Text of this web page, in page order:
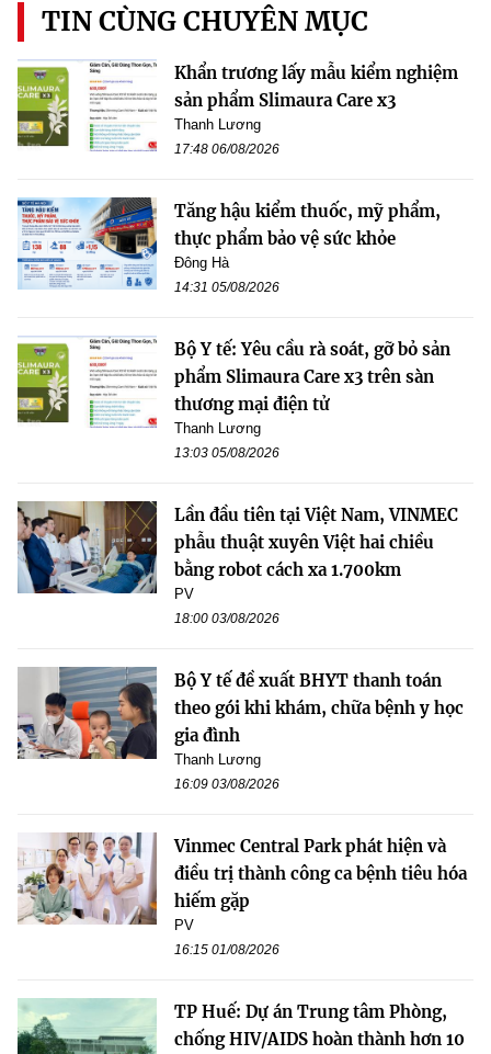
TIN CÙNG CHUYÊN MỤC
Khẩn trương lấy mẫu kiểm nghiệm
sản phẩm Slimaura Care x3
Thanh Lương
17:48 06/08/2026
Tăng hậu kiểm thuốc, mỹ phẩm,
thực phẩm bảo vệ sức khỏe
Đông Hà
14:31 05/08/2026
Bộ Y tế: Yêu cầu rà soát, gỡ bỏ sản
phẩm Slimaura Care x3 trên sàn
thương mại điện tử
Thanh Lương
13:03 05/08/2026
Lần đầu tiên tại Việt Nam, VINMEC
phẫu thuật xuyên Việt hai chiều
bằng robot cách xa 1.700km
PV
18:00 03/08/2026
Bộ Y tế đề xuất BHYT thanh toán
theo gói khi khám, chữa bệnh y học
gia đình
Thanh Lương
16:09 03/08/2026
Vinmec Central Park phát hiện và
điều trị thành công ca bệnh tiêu hóa
hiếm gặp
PV
16:15 01/08/2026
TP Huế: Dự án Trung tâm Phòng,
chống HIV/AIDS hoàn thành hơn 10